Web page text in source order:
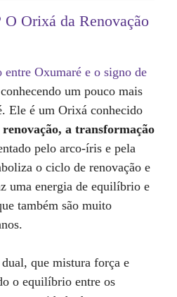
O Orixá da Renovação
entre Oxumaré e o signo de
um pouco mais
Ele é um Orixá conhecido
renovação, a transformação
pelo arco-íris e pela
o ciclo de renovação e
uma energia de equilíbrio e
também são muito
que mistura força e
o equilíbrio entre os